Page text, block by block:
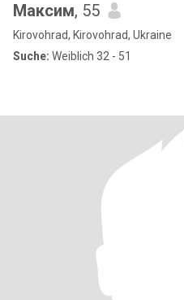
Максим, 55
Kirovohrad, Kirovohrad, Ukraine
Suche: Weiblich 32 - 51